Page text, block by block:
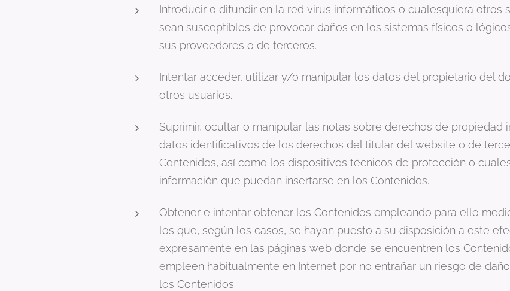
Introducir o difundir en la red virus informáticos o cualesquiera otros
sean susceptibles de provocar daños en los sistemas físicos o
sus proveedores o de terceros.
Intentar acceder, utilizar y/o manipular los datos del propietario del
otros usuarios.
Suprimir, ocultar o manipular las notas sobre derechos de propiedad
datos identificativos de los derechos del titular del website o de
Contenidos, así como los dispositivos técnicos de protección o
información que puedan insertarse en los Contenidos.
Obtener e intentar obtener los Contenidos empleando para ello
los que, según los casos, se hayan puesto a su disposición a este
expresamente en las páginas web donde se encuentren los
empleen habitualmente en Internet por no entrañar un riesgo de
los Contenidos.